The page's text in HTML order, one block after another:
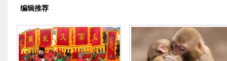
编辑推荐